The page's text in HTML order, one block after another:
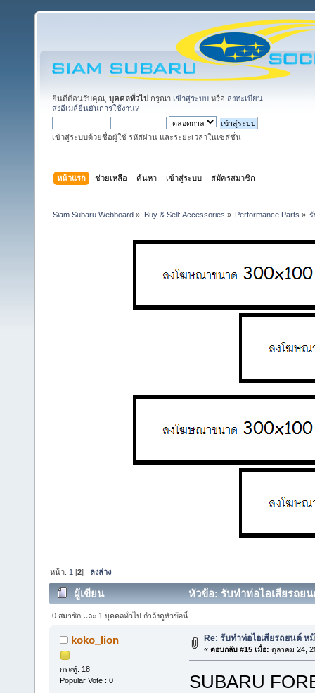
ยินดีต้อนรับคุณ, บุคคลทั่วไป กรุณา เข้าสู่ระบบ หรือ ลงทะเบียน
ส่งอีเมล์ยืนยันการใช้งาน?
เข้าสู่ระบบด้วยชื่อผู้ใช้ รหัสผ่าน และระยะเวลาในเซสชั่น
หน้าแรก ช่วยเหลือ ค้นหา เข้าสู่ระบบ สมัครสมาชิก
Siam Subaru Webboard » Buy & Sell: Accessories » Performance Parts »
หน้า: 1 [2] ลงล่าง
ผู้เขียน หัวข้อ: รับทำท่อไอเสียรถย
0 สมาชิก และ 1 บุคคลทั่วไป กำลังดูหัวข้อนี้
koko_lion
กระทู้: 18
Popular Vote : 0
Re: รับทำท่อไอเสียรถยนต์ ห
« ตอบกลับ #15 เมื่อ: ตุลาคม 24,
SUBARU